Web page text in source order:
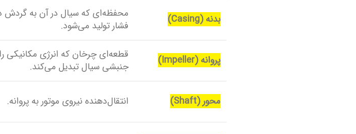
بدنه (Casing)
محفظه‌ای که سیال در آن به گردش
فشار تولید می‌شود.
پروانه (Impeller)
قطعه‌ای چرخان که انرژی مکانیکی
جنبشی سیال تبدیل می‌کند.
محور (Shaft) انتقال‌دهنده نیروی موتور به پروانه.